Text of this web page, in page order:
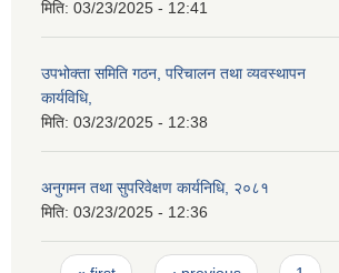
मिति: 03/23/2025 - 12:41
उपभोक्ता समिति गठन, परिचालन तथा व्यवस्थापन
कार्यविधि,
मिति: 03/23/2025 - 12:38
अनुगमन तथा सुपरिवेक्षण कार्यनिधि, २०८१
मिति: 03/23/2025 - 12:36